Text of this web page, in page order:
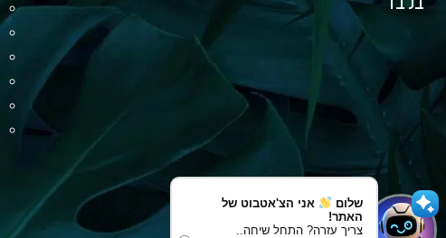
שלום
אני הצ'אטבוט של
האתר!
צריך עזרה? התחל שיחה..